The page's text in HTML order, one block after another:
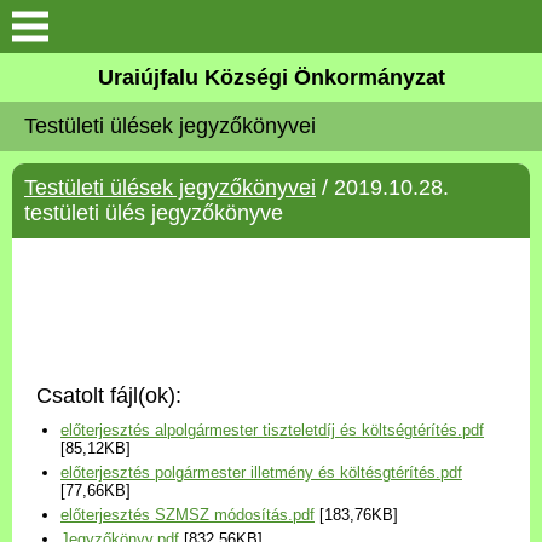
Köszöntő
Elérhetőségek
Uraiújfalu
Választási információk
Versenyképes Járások
Program
Uraiújfalu Községi Önkormányzat
Testületi ülések jegyzőkönyvei
Testületi ülések jegyzőkönyvei / 2019.10.28.
testületi ülés jegyzőkönyve
Csatolt fájl(ok):
előterjesztés alpolgármester tiszteletdíj és költségtérítés.pdf
[85,12KB]
előterjesztés polgármester illetmény és költésgtérítés.pdf
[77,66KB]
előterjesztés SZMSZ módosítás.pdf [183,76KB]